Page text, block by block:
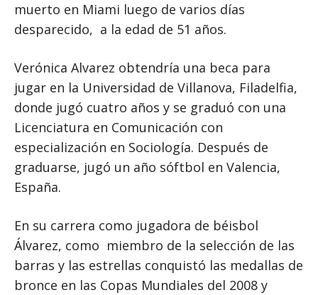
muerto en Miami luego de varios días
desparecido, a la edad de 51 años.
Verónica Alvarez obtendría una beca para
jugar en la Universidad de Villanova, Filadelfia,
donde jugó cuatro años y se graduó con una
Licenciatura en Comunicación con
especialización en Sociología. Después de
graduarse, jugó un año sóftbol en Valencia,
España.
En su carrera como jugadora de béisbol
Álvarez, como miembro de la selección de las
barras y las estrellas conquistó las medallas de
bronce en las Copas Mundiales del 2008 y